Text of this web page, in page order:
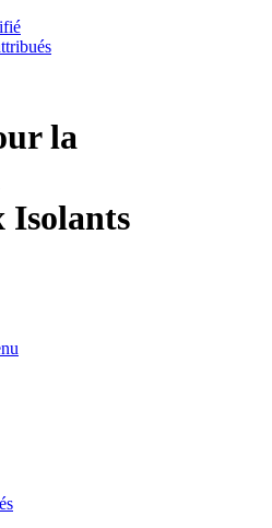
la
Isolants